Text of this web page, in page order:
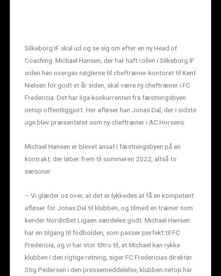
Silkeborg IF skal ud og se sig om efter en ny Head of
Coaching. Michael Hansen, der har haft rollen i Silkeborg IF
siden han overgav nøglerne til cheftræner-kontoret til Kent
Nielsen for godt et år siden, skal være ny cheftræner i FC
Fredericia. Det har liga-konkurrenten fra fæstningsbyen
netop offentliggjort. Her afløser han Jonas Dal, der i sidste
uge blev præsenteret som ny cheftræner i AC Horsens.
Michael Hansen er blevet ansat i fæstningsbyen på en
kontrakt, der løber frem til sommeren 2022, altså to
sæsoner.
– Vi glæder os over, at det er lykkedes at få en kompetent
afløser for Jonas Dal til klubben, og tilmed en træner som
kender NordicBet Ligaen særdeles godt. Michael Hansen
har en tilgang til fodbolden, som passer perfekt til FC
Fredericia, og vi har stor tiltro til, at Michael kan rykke
klubben i den rigtige retning, siger FC Fredericias direktør
Stig Pedersen i den pressemeddelelse, klubben netop har